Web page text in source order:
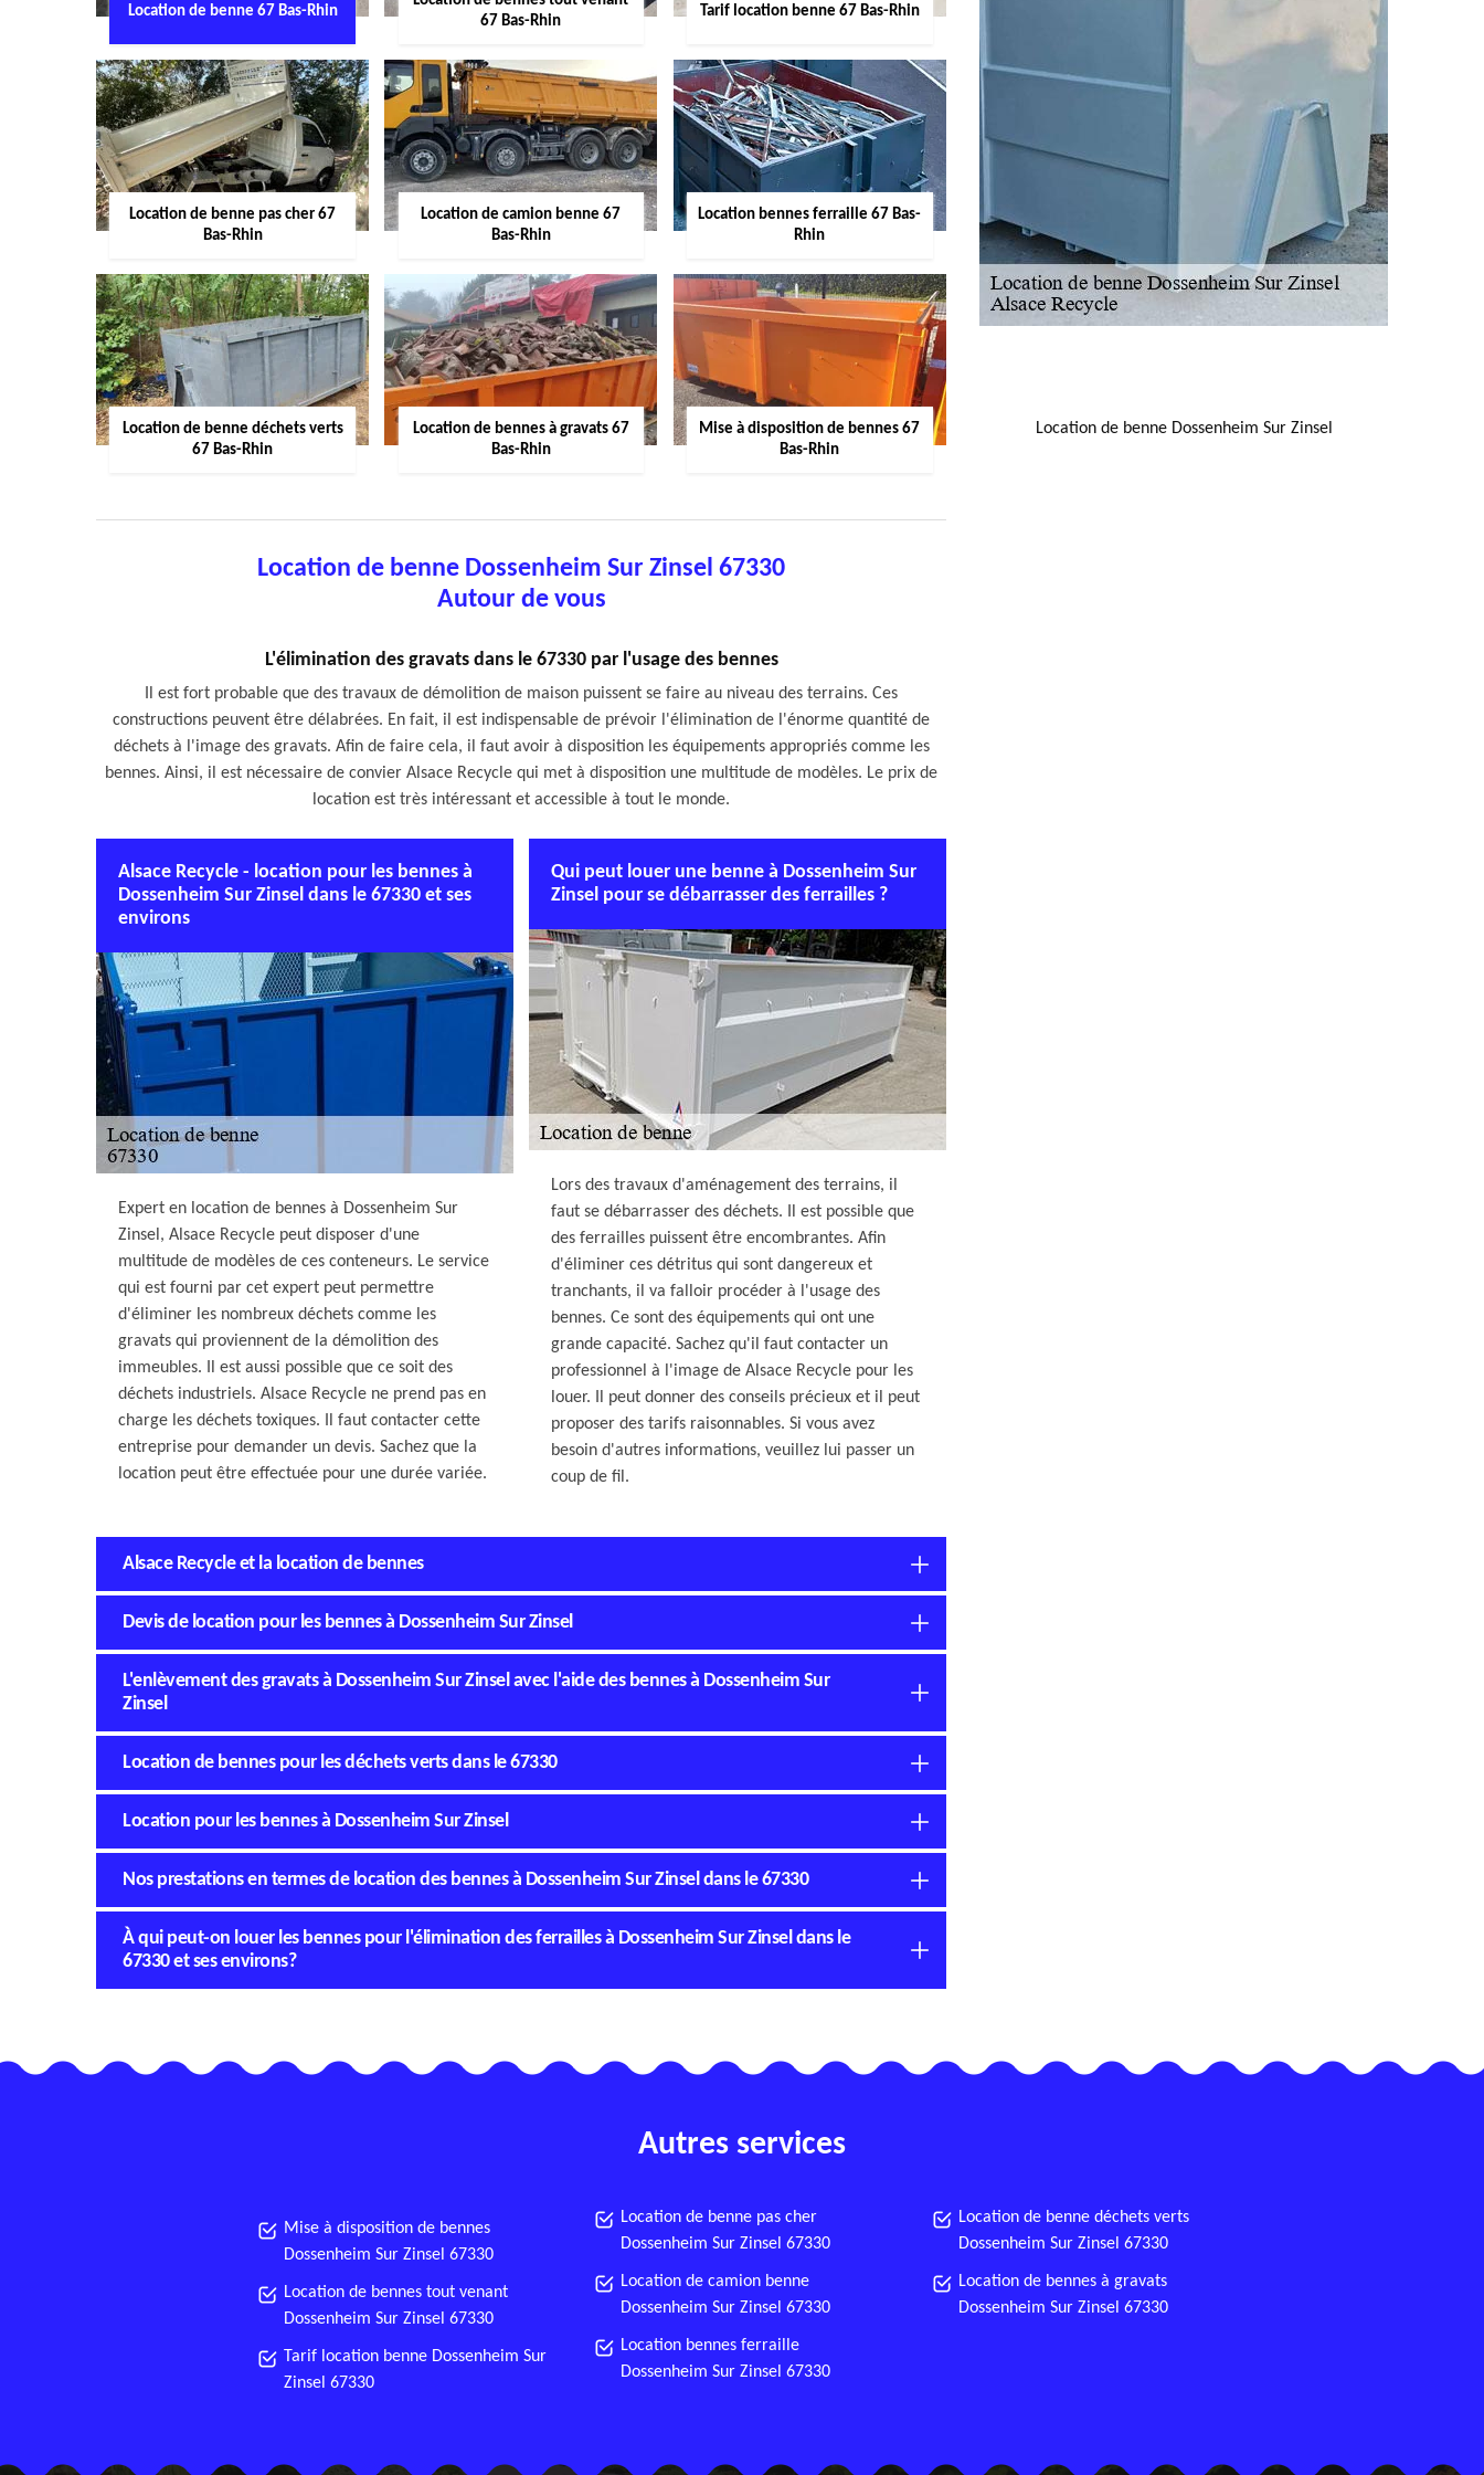
Location de benne 67 Bas-Rhin
67 Bas-Rhin
Tarif location benne 67 Bas-Rhin
Location de benne pas cher 67
Bas-Rhin
Location de camion benne 67
Bas-Rhin
Location bennes ferraille 67 Bas-
Rhin
Location de benne déchets verts
67 Bas-Rhin
Location de bennes à gravats 67
Bas-Rhin
Mise à disposition de bennes 67
Bas-Rhin
Location de benne Dossenheim Sur Zinsel 67330
Autour de vous
L'élimination des gravats dans le 67330 par l'usage des bennes
Il est fort probable que des travaux de démolition de maison puissent se faire au niveau des terrains. Ces
constructions peuvent être délabrées. En fait, il est indispensable de prévoir l'élimination de l'énorme quantité de
déchets à l'image des gravats. Afin de faire cela, il faut avoir à disposition les équipements appropriés comme les
bennes. Ainsi, il est nécessaire de convier Alsace Recycle qui met à disposition une multitude de modèles. Le prix de
location est très intéressant et accessible à tout le monde.
Alsace Recycle - location pour les bennes à
Dossenheim Sur Zinsel dans le 67330 et ses
environs
Expert en location de bennes à Dossenheim Sur
Zinsel, Alsace Recycle peut disposer d'une
multitude de modèles de ces conteneurs. Le service
qui est fourni par cet expert peut permettre
d'éliminer les nombreux déchets comme les
gravats qui proviennent de la démolition des
immeubles. Il est aussi possible que ce soit des
déchets industriels. Alsace Recycle ne prend pas en
charge les déchets toxiques. Il faut contacter cette
entreprise pour demander un devis. Sachez que la
location peut être effectuée pour une durée variée.
Qui peut louer une benne à Dossenheim Sur
Zinsel pour se débarrasser des ferrailles ?
Lors des travaux d'aménagement des terrains, il
faut se débarrasser des déchets. Il est possible que
des ferrailles puissent être encombrantes. Afin
d'éliminer ces détritus qui sont dangereux et
tranchants, il va falloir procéder à l'usage des
bennes. Ce sont des équipements qui ont une
grande capacité. Sachez qu'il faut contacter un
professionnel à l'image de Alsace Recycle pour les
louer. Il peut donner des conseils précieux et il peut
proposer des tarifs raisonnables. Si vous avez
besoin d'autres informations, veuillez lui passer un
coup de fil.
Alsace Recycle et la location de bennes
Devis de location pour les bennes à Dossenheim Sur Zinsel
L'enlèvement des gravats à Dossenheim Sur Zinsel avec l'aide des bennes à Dossenheim Sur
Zinsel
Location de bennes pour les déchets verts dans le 67330
Location pour les bennes à Dossenheim Sur Zinsel
Nos prestations en termes de location des bennes à Dossenheim Sur Zinsel dans le 67330
À qui peut-on louer les bennes pour l'élimination des ferrailles à Dossenheim Sur Zinsel dans le
67330 et ses environs?
Location de benne Dossenheim Sur Zinsel
Autres services
Mise à disposition de bennes
Dossenheim Sur Zinsel 67330
Location de bennes tout venant
Dossenheim Sur Zinsel 67330
Tarif location benne Dossenheim Sur
Zinsel 67330
Location de benne pas cher
Dossenheim Sur Zinsel 67330
Location de camion benne
Dossenheim Sur Zinsel 67330
Location bennes ferraille
Dossenheim Sur Zinsel 67330
Location de benne déchets verts
Dossenheim Sur Zinsel 67330
Location de bennes à gravats
Dossenheim Sur Zinsel 67330